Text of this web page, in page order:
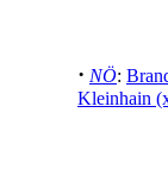
· NÖ:
Kleinhain